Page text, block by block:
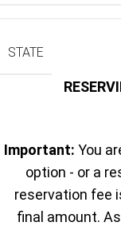
STATE
Important: You
option - or a
reservation fee
final amount.